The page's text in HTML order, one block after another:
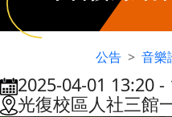
公告 音樂
::: 2025-04-01 13:20 ‐
光復校區人社三館